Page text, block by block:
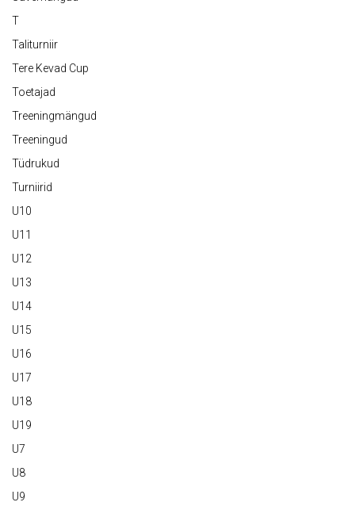
T
Taliturniir
Tere Kevad Cup
Toetajad
Treeningmängud
Treeningud
Tüdrukud
Turniirid
U10
U11
U12
U13
U14
U15
U16
U17
U18
U19
U7
U8
U9